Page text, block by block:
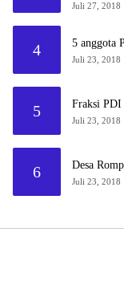
Juli 27, 2018
4 5 anggota
Juli 23, 2018
5 Fraksi PDI
Juli 23, 2018
6 Desa
Juli 23, 2018